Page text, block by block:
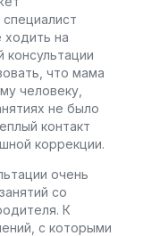
ходить на
консультации
что мама
человеку,
не было
контакт
коррекции.
очень
со
К
с которыми